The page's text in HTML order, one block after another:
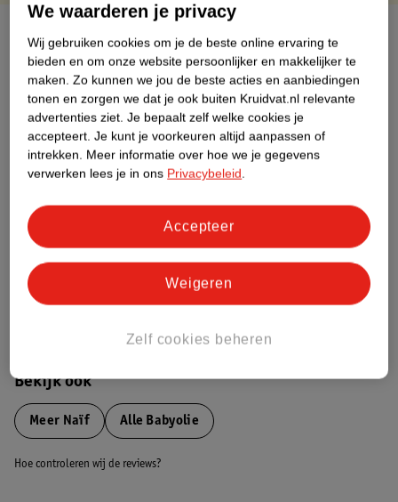
Over dit product
Productinformatie
Etiketinformatie
Nature Impact Score
Dit product heeft (nog) geen Nature
Impact Score.
Bekijk ook
Meer Naïf Alle Babyolie
Hoe controleren wij de reviews?
We waarderen je privacy
Wij gebruiken cookies om je de beste online ervaring te
bieden en om onze website persoonlijker en makkelijker te
maken. Zo kunnen we jou de beste acties en aanbiedingen
tonen en zorgen we dat je ook buiten Kruidvat.nl relevante
advertenties ziet. Je bepaalt zelf welke cookies je
accepteert. Je kunt je voorkeuren altijd aanpassen of
intrekken. Meer informatie over hoe we je gegevens
verwerken lees je in ons Privacybeleid.
Zelf cookies beheren
Weigeren
Accepteer